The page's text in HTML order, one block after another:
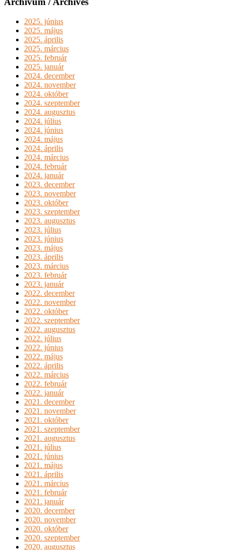
2025. június
2025. május
2025. április
2025. március
2025. február
2025. január
2024. december
2024. november
2024. október
2024. szeptember
2024. augusztus
2024. július
2024. június
2024. május
2024. április
2024. március
2024. február
2024. január
2023. december
2023. november
2023. október
2023. szeptember
2023. augusztus
2023. július
2023. június
2023. május
2023. április
2023. március
2023. február
2023. január
2022. december
2022. november
2022. október
2022. szeptember
2022. augusztus
2022. július
2022. június
2022. május
2022. április
2022. március
2022. február
2022. január
2021. december
2021. november
2021. október
2021. szeptember
2021. augusztus
2021. július
2021. június
2021. május
2021. április
2021. március
2021. február
2021. január
2020. december
2020. november
2020. október
2020. szeptember
2020. augusztus